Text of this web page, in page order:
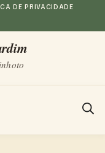
DE PRIVACIDADE